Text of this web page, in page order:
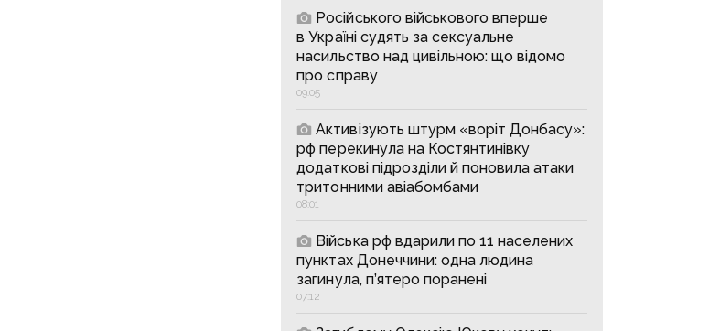
Російського військового вперше
в Україні судять за сексуальне
насильство над цивільною: що відомо
про справу
09:05
Активізують штурм «воріт Донбасу»:
рф перекинула на Костянтинівку
додаткові підрозділи й поновила атаки
тритонними авіабомбами
08:01
Війська рф вдарили по 11 населених
пунктах Донеччини: одна людина
загинула, п’ятеро поранені
07:12